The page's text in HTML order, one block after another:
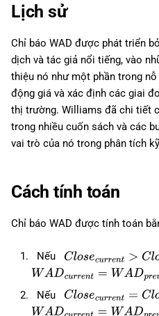
Lịch sử
Chỉ báo WAD được phát triển
dịch và tác giả nổi tiếng, vào
thiệu nó như một phần trong
động giá và xác định các giai
thị trường. Williams đã chi tiết
trong nhiều cuốn sách và các
vai trò của nó trong phân tích
Cách tính toán
Chỉ báo WAD được tính toán
Nếu Closecurrent> Cl ose
WADcurrent=WA Dp ev+(Cl
Nếu Closecurrent= Cl ose